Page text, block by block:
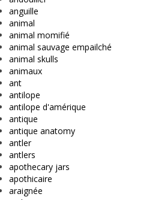
anguille
animal
animal momifié
animal sauvage empailché
animal skulls
animaux
ant
antilope
antilope d'amérique
antique
antique anatomy
antler
antlers
apothecary jars
apothicaire
araignée